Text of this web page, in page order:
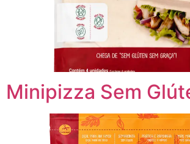
Minipizza Sem